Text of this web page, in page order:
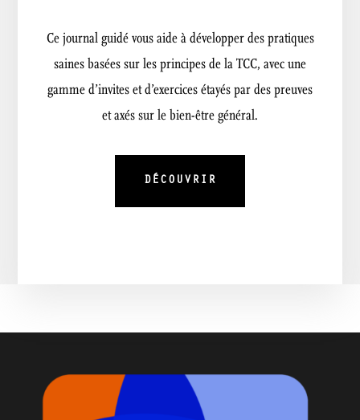
Ce journal guidé vous aide à développer des pratiques
saines basées sur les principes de la TCC, avec une
gamme d’invites et d’exercices étayés par des preuves
et axés sur le bien-être général.
DÉCOUVRIR